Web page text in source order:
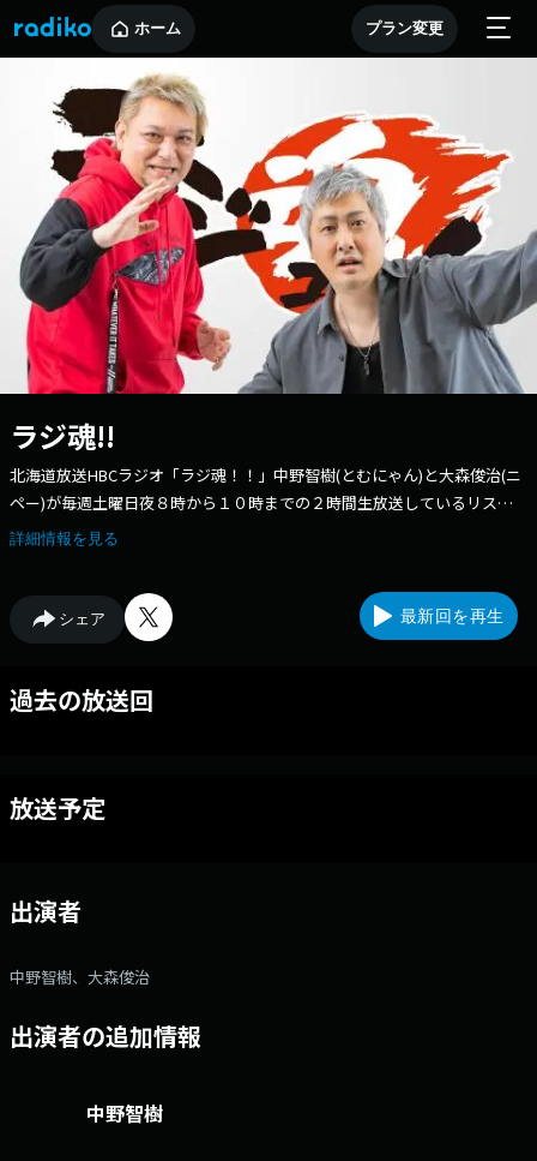
ホーム プラン変更
ラジ魂!!
北海道放送HBCラジオ「ラジ魂！！」中野智樹(とむにゃん)と大森俊治(ニ
ペー)が毎週土曜日夜８時から１０時までの２時間生放送しているリスナ
ー参加型投稿番組です。
詳細情報を見る
シェア 最新回を再生
過去の放送回
放送予定
出演者
中野智樹、大森俊治
出演者の追加情報
中野智樹